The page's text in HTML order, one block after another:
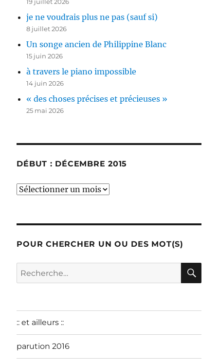
je ne voudrais plus ne pas (sauf si)
8 juillet 2026
Un songe ancien de Philippine Blanc
15 juin 2026
à travers le piano impossible
14 juin 2026
« des choses précises et précieuses »
25 mai 2026
DÉBUT : DÉCEMBRE 2015
début
POUR CHERCHER UN OU DES MOT(S)
Recherche
pour :
:: et ailleurs ::
parution 2016